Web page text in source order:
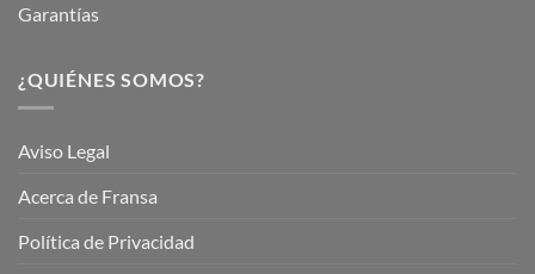
Garantías
¿QUIÉNES SOMOS?
Aviso Legal
Acerca de Fransa
Política de Privacidad